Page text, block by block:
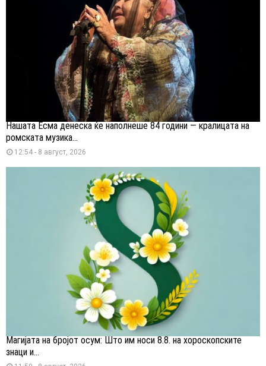
Нашата Есма денеска ќе наполнеше 84 години — кралицата на
ромската музика...
12:54 - 8 август, 2026
Магијата на бројот осум: Што им носи 8.8. на хороскопските
знаци и...